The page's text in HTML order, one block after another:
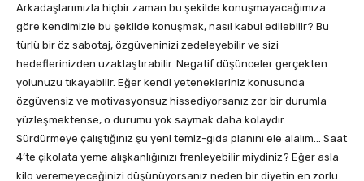
Arkadaşlarımızla hiçbir zaman bu şekilde konuşmayacağımıza
göre kendimizle bu şekilde konuşmak, nasıl kabul edilebilir? Bu
türlü bir öz sabotaj, özgüveninizi zedeleyebilir ve sizi
hedeflerinizden uzaklaştırabilir. Negatif düşünceler gerçekten
yolunuzu tıkayabilir. Eğer kendi yetenekleriniz konusunda
özgüvensiz ve motivasyonsuz hissediyorsanız zor bir durumla
yüzleşmektense, o durumu yok saymak daha kolaydır.
Sürdürmeye çalıştığınız şu yeni temiz-gıda planını ele alalım… Saat
4’te çikolata yeme alışkanlığınızı frenleyebilir miydiniz? Eğer asla
kilo veremeyeceğinizi düşünüyorsanız neden bir diyetin en zorlu